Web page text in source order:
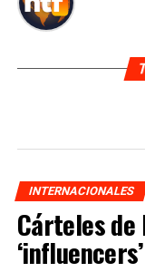
INTERNACIONALES
Cárteles de
‘influencers’